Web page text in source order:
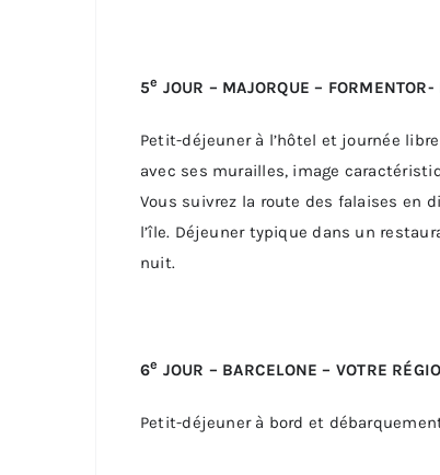
5e JOUR – MAJORQUE –
Petit-déjeuner à l’hôtel et journée
avec ses murailles, image
Vous suivrez la route des falaises en
l’île. Déjeuner typique dans un
nuit.
6e JOUR – BARCELONE – VOTRE
Petit-déjeuner à bord et